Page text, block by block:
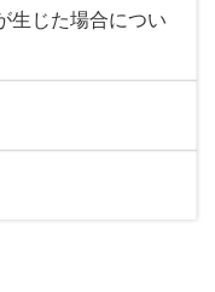
生じた場合につい